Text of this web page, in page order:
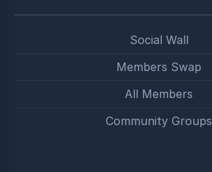
Social Wall
Members Swap
All Members
Community Groups